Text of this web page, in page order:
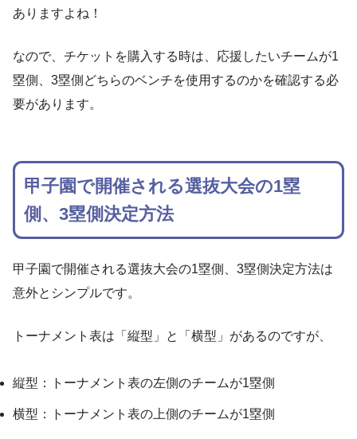
ありますよね！
なので、チケットを購入する時は、応援したいチームが1
塁側、3塁側どちらのベンチを使用するのかを確認する必
要があります。
甲子園で開催される選抜大会の1塁
側、3塁側決定方法
甲子園で開催される選抜大会の1塁側、3塁側決定方法は
意外とシンプルです。
トーナメント表は「縦型」と「横型」があるのですが、
縦型：トーナメント表の左側のチームが1塁側
横型：トーナメント表の上側のチームが1塁側